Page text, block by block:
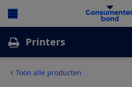
Printers
Toon alle producten